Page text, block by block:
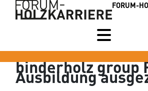
FORUM-
binderholz group
Ausbildung